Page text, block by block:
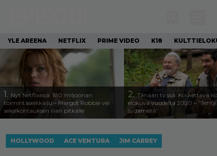
YLE AREENA NETFLIX PRIME VIDEO K18
1. Nyt Netflixissä: 180 miljoonan
toimintaseikkailu – Margot Robbie vei
seksikohtauksen liian pitkälle
2. Tänään tv:ssä: Koskettava
elokuva vuodelta 2020 – ”Tehty
sydämellä”
HOLLYWOOD ACE VENTURA JIM CARREY